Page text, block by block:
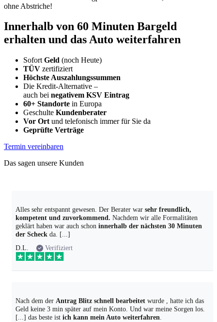
ohne Abstriche!
Innerhalb von 60 Minuten Bargeld
erhalten und das Auto weiterfahren
Sofort Geld (noch Heute)
TÜV zertifiziert
Höchste Auszahlungssummen
Die Kredit-Alternative –
auch bei negativem KSV Eintrag
60+ Standorte in Europa
Geschulte Kundenberater
Vor Ort und telefonisch immer für Sie da
Geprüfte Verträge
Termin vereinbaren
Das sagen unsere Kunden
Alles sehr entspannt gewesen. Der Berater war sehr freundlich,
kompetent und zuvorkommend. Nachdem wir alle Formalitäten
geklärt haben war auch schon innerhalb der nächsten 30 Minuten
der Scheck da. [...]
D.L.
Verifiziert
Nach dem der Antrag Blitz schnell bearbeitet wurde , hatte ich das
Geld keine 3 min später auf mein Konto. Und war meine Sorgen los.
[...] das beste ist ich kann mein Auto weiterfahren.